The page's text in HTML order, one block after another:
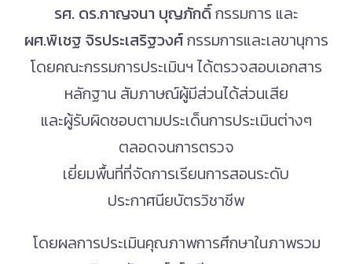
รศ. ดร.กาญจนา บุญภักดิ์กรรมการ และ
ผศ.พิเชฐ จิรประเสริฐวงศ์กรรมการและเลขานุการ
โดยคณะกรรมการประเมินฯ ได้ตรวจสอบเอกสาร
หลักฐาน สัมภาษณ์ผู้มีส่วนได้ส่วนเสีย
และผู้รับผิดชอบตามประเด็นการประเมินต่างๆ
ตลอดจนการตรวจ
เยี่ยมพื้นที่ที่จัดการเรียนการสอนระดับ
ประกาศนียบัตรวิชาชีพ
โดยผลการประเมินคุณภาพการศึกษาในภาพรวม